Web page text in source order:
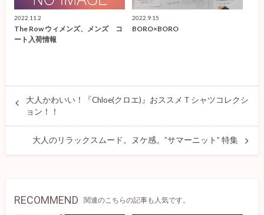
2022.11.2
The Row ウィメンズ、メンズ コ
ート入荷情報
2022.9.15
BORO×BORO
大人かわいい！『Chloe(クロエ)』おススメＴシャツコレクシ
ョン！！
大人のリラックスムード。ヌケ感。”サマーニット” 特集
RECOMMEND 関連のこちらの記事も人気です。